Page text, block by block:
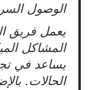
الوصول
يعمل فريق
المشاكل
يساعد في
الحالات.